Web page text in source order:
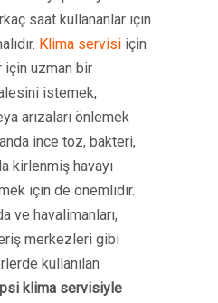
saat kullananlar için
Klima servisi için
uzman bir
istemek,
arızaları önlemek
ince toz, bakteri,
kirlenmiş havayı
için de önemlidir.
ve havalimanları,
merkezleri gibi
kullanılan
klima servisiyle